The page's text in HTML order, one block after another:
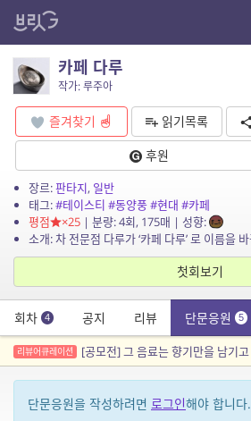
카페 다루
작가: 루주아
즐겨찾기 읽기목록
후원
장르:판타지, 일반
태그:#테이스티 #동양풍#현대 #카페
평점
×25| 분량: 4회, 175매 | 성향:
첫회보기
회차 4 공지 리뷰 단문응원 5
리뷰어큐레이션 [공모전] 그 음료는 향기만을 남기고
단문응원을 작성하려면 로그인해야 합니다.